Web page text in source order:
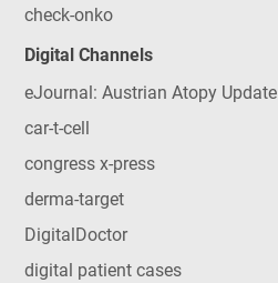
check-onko
Digital Channels
eJournal: Austrian Atopy Update
car-t-cell
congress x-press
derma-target
DigitalDoctor
digital patient cases